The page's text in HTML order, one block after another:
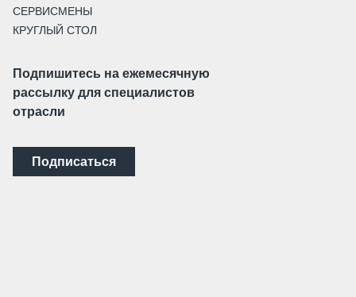
СЕРВИСМЕНЫ
КРУГЛЫЙ СТОЛ
Подпишитесь на ежемесячную
рассылку для специалистов
отрасли
Подписаться